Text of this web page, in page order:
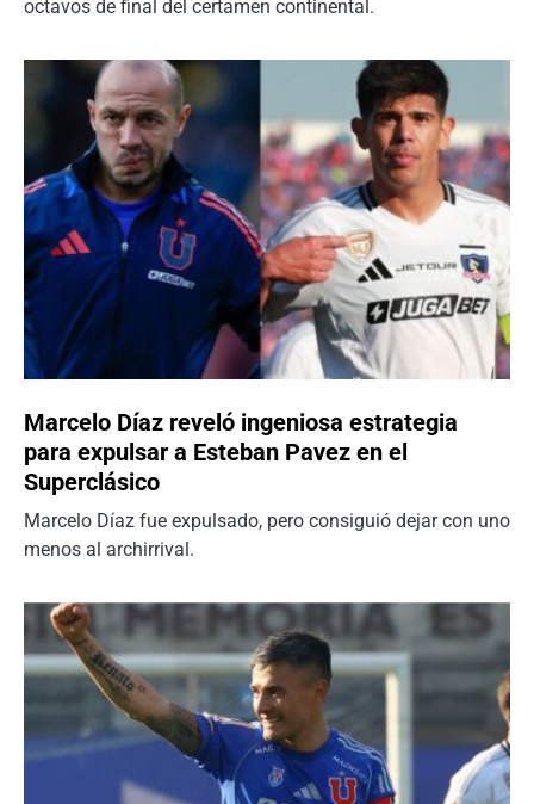
octavos de final del certamen continental.
Marcelo Díaz reveló ingeniosa estrategia
para expulsar a Esteban Pavez en el
Superclásico
Marcelo Díaz fue expulsado, pero consiguió dejar con uno
menos al archirrival.